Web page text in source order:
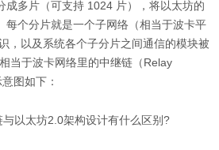
成多片（可支持 1024 片），将以太坊的
每个分片就是一个子网络（相当于波卡平
，以及系统各个子分片之间通信的模块被
当于波卡网络里的中继链（Relay
图如下：